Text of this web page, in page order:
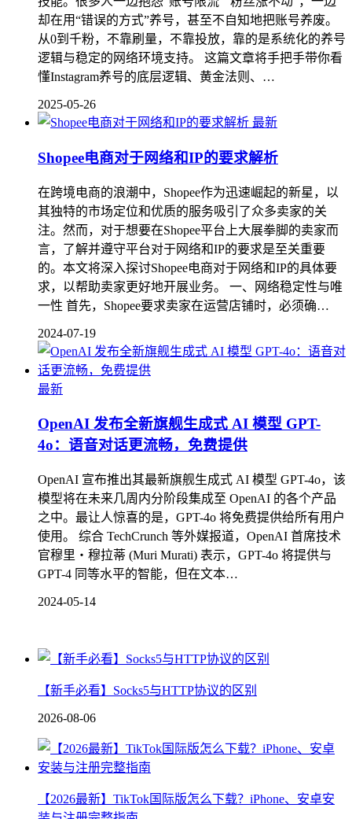
却在用“错误的方式”养号，甚至不自知地把账号养废。
从0到千粉，不靠刷量，不靠投放，靠的是系统化的养号
逻辑与稳定的网络环境支持。 这篇文章将手把手带你看
懂Instagram养号的底层逻辑、黄金法则、…
2025-05-26
最新
Shopee电商对于网络和IP的要求解析
在跨境电商的浪潮中，Shopee作为迅速崛起的新星，以
其独特的市场定位和优质的服务吸引了众多卖家的关
注。然而，对于想要在Shopee平台上大展拳脚的卖家而
言，了解并遵守平台对于网络和IP的要求是至关重要
的。本文将深入探讨Shopee电商对于网络和IP的具体要
求，以帮助卖家更好地开展业务。 一、网络稳定性与唯
一性 首先，Shopee要求卖家在运营店铺时，必须确…
2024-07-19
最新
OpenAI 发布全新旗舰生成式 AI 模型 GPT-
4o：语音对话更流畅，免费提供
OpenAI 宣布推出其最新旗舰生成式 AI 模型 GPT-4o，该
模型将在未来几周内分阶段集成至 OpenAI 的各个产品
之中。最让人惊喜的是，GPT-4o 将免费提供给所有用户
使用。 综合 TechCrunch 等外媒报道，OpenAI 首席技术
官穆里・穆拉蒂 (Muri Murati) 表示，GPT-4o 将提供与
GPT-4 同等水平的智能，但在文本…
2024-05-14
【新手必看】Socks5与HTTP协议的区别
2026-08-06
【2026最新】TikTok国际版怎么下载？iPhone、安卓安